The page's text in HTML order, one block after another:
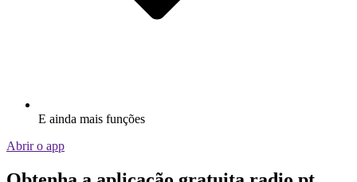
E ainda mais funções
Abrir o app